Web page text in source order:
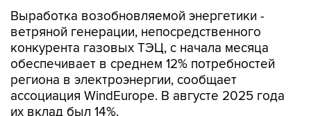
Выработка возобновляемой энергетики -
ветряной генерации, непосредственного
конкурента газовых ТЭЦ, с начала месяца
обеспечивает в среднем 12% потребностей
региона в электроэнергии, сообщает
ассоциация WindEurope. В августе 2025 года
их вклад был 14%.